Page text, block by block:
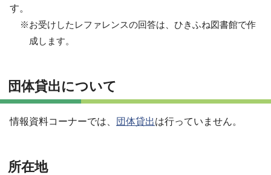
す。
※お受けしたレファレンスの回答は、ひきふね図書館で作
成します。
団体貸出について
情報資料コーナーでは、 団体貸出は行っていません。
所在地